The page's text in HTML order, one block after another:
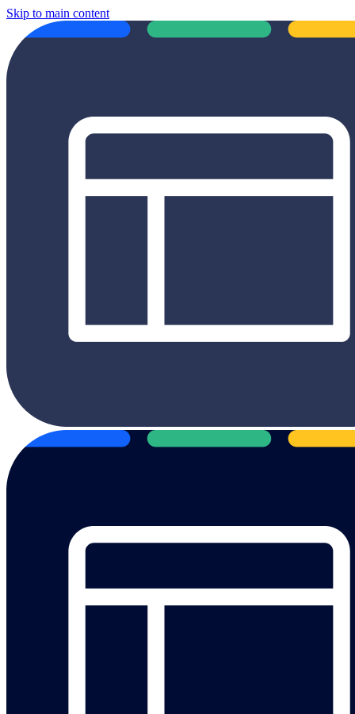
Skip to main content